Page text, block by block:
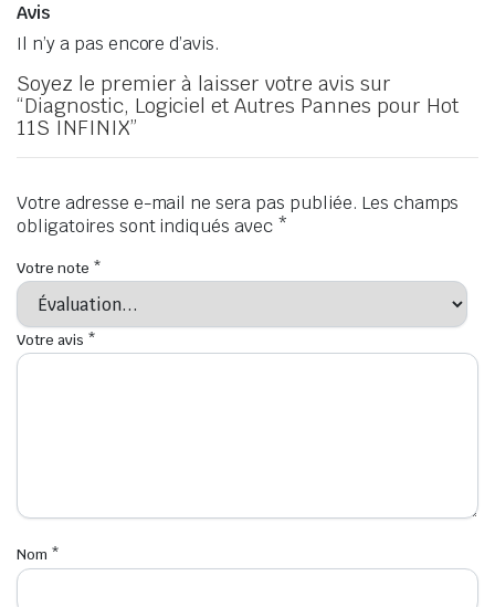
Avis
Il n’y a pas encore d’avis.
Soyez le premier à laisser votre avis sur
“Diagnostic, Logiciel et Autres Pannes pour Hot
11S INFINIX”
Votre adresse e-mail ne sera pas publiée. Les champs
obligatoires sont indiqués avec *
Votre note *
Votre avis *
Nom *